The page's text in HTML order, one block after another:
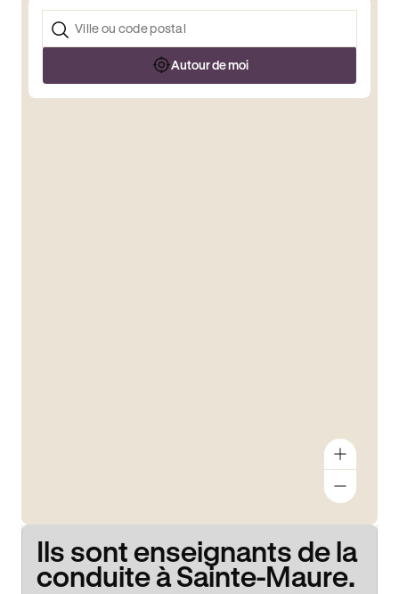
Autour de moi
Ils sont enseignants de la
conduite à Sainte-Maure.